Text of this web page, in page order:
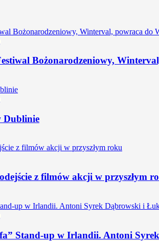
Bożonarodzeniowy,
Dublinie
z filmów akcji w przyszłym
Stand-up w Irlandii. Antoni